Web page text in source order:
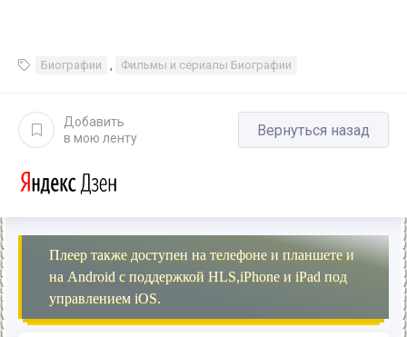
Биографии , Фильмы и сериалы Биографии
Добавить
в мою ленту
Вернуться назад
Плеер также доступен на телефоне и планшете и
на Android с поддержкой HLS,iPhone и iPad под
управлением iOS.